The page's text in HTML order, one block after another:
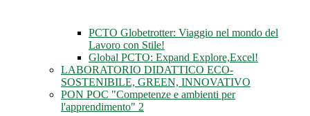
PCTO Globetrotter: Viaggio nel mondo del
Lavoro con Stile!
Global PCTO: Expand Explore,Excel!
LABORATORIO DIDATTICO ECO-
SOSTENIBILE, GREEN, INNOVATIVO
PON POC "Competenze e ambienti per
l'apprendimento" 2